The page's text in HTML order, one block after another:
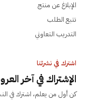
الإبلاغ عن منتج
تتبع الطلب
التدريب التعاوني
اشترك في نشرتنا
الإشتراك في آخر
كن أول من يعلم، اشترك في